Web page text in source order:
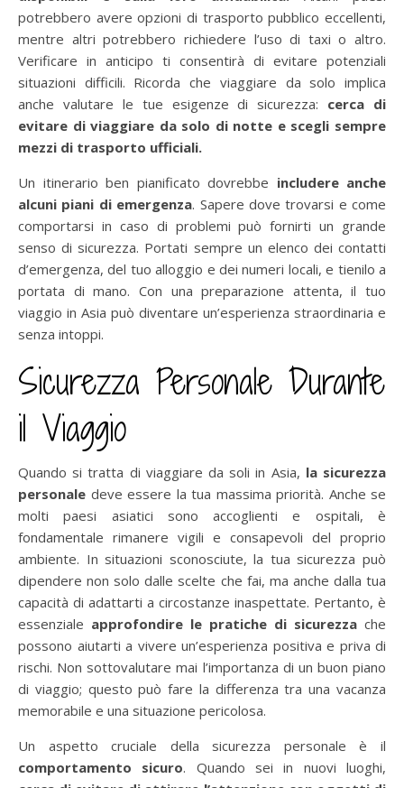
potrebbero avere opzioni di trasporto pubblico eccellenti,
mentre altri potrebbero richiedere l’uso di taxi o altro.
Verificare in anticipo ti consentirà di evitare potenziali
situazioni difficili. Ricorda che viaggiare da solo implica
anche valutare le tue esigenze di sicurezza: cerca di
evitare di viaggiare da solo di notte e scegli sempre
mezzi di trasporto ufficiali.
Un itinerario ben pianificato dovrebbe includere anche
alcuni piani di emergenza. Sapere dove trovarsi e come
comportarsi in caso di problemi può fornirti un grande
senso di sicurezza. Portati sempre un elenco dei contatti
d’emergenza, del tuo alloggio e dei numeri locali, e tienilo a
portata di mano. Con una preparazione attenta, il tuo
viaggio in Asia può diventare un’esperienza straordinaria e
senza intoppi.
Sicurezza Personale Durante
il Viaggio
Quando si tratta di viaggiare da soli in Asia, la sicurezza
personale deve essere la tua massima priorità. Anche se
molti paesi asiatici sono accoglienti e ospitali, è
fondamentale rimanere vigili e consapevoli del proprio
ambiente. In situazioni sconosciute, la tua sicurezza può
dipendere non solo dalle scelte che fai, ma anche dalla tua
capacità di adattarti a circostanze inaspettate. Pertanto, è
essenziale approfondire le pratiche di sicurezza che
possono aiutarti a vivere un’esperienza positiva e priva di
rischi. Non sottovalutare mai l’importanza di un buon piano
di viaggio; questo può fare la differenza tra una vacanza
memorabile e una situazione pericolosa.
Un aspetto cruciale della sicurezza personale è il
comportamento sicuro. Quando sei in nuovi luoghi,